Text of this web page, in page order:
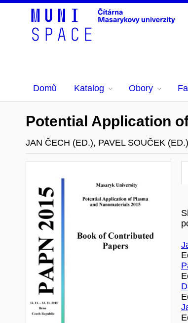
Domů Katalog Obory
Potential Application
JAN ČECH (ED.), PAVEL SOUČEK